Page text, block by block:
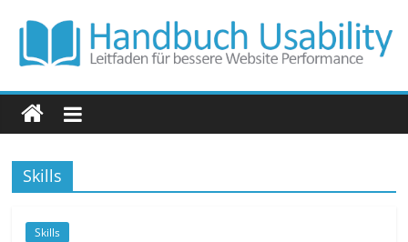
Inhalt
springen
Handbuch
Usability
Leitfaden
bessere
Skills
Skills